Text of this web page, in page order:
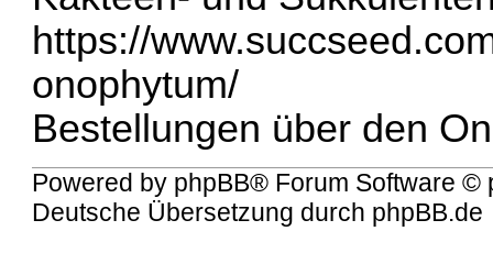
https://
onophytum/
Bestellungen über den
Powered by phpBB® Forum Software ©
Deutsche Übersetzung durch phpBB.de